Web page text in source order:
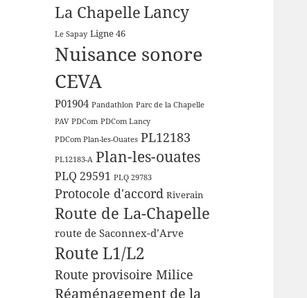
La ChapelleLancy
Le Sapay Ligne 46
Nuisance sonore
CEVA
P01904 Pandathlon Parc de la Chapelle
PAV PDCom PDCom Lancy
PDCom Plan-les-Ouates PL12183
PL12183-A Plan-les-ouates
PLQ 29591 PLQ 29783
Protocole d'accord Riverain
Route de La-Chapelle
route de Saconnex-d’Arve
Route L1/L2
Route provisoire Milice
Réaménagement de la